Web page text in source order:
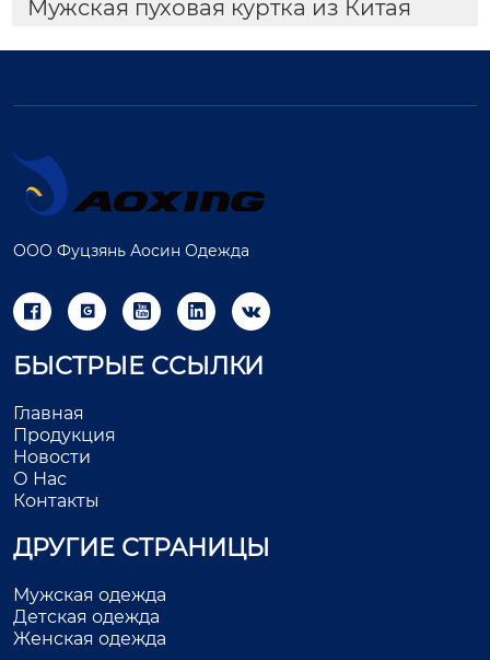
Мужская пуховая куртка из Китая
ООО Фуцзянь Аосин Одежда
    
БЫСТРЫЕ ССЫЛКИ
Главная
Продукция
Новости
О Нас
Контакты
ДРУГИЕ СТРАНИЦЫ
Мужская одежда
Детская одежда
Женская одежда